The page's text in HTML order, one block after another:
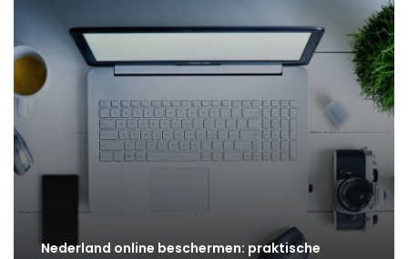
Nederland online beschermen: praktische